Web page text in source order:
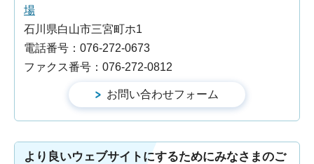
場
石川県白山市三宮町ホ1
電話番号：076-272-0673
ファクス番号：076-272-0812
より良いウェブサイトにするためにみなさまのご